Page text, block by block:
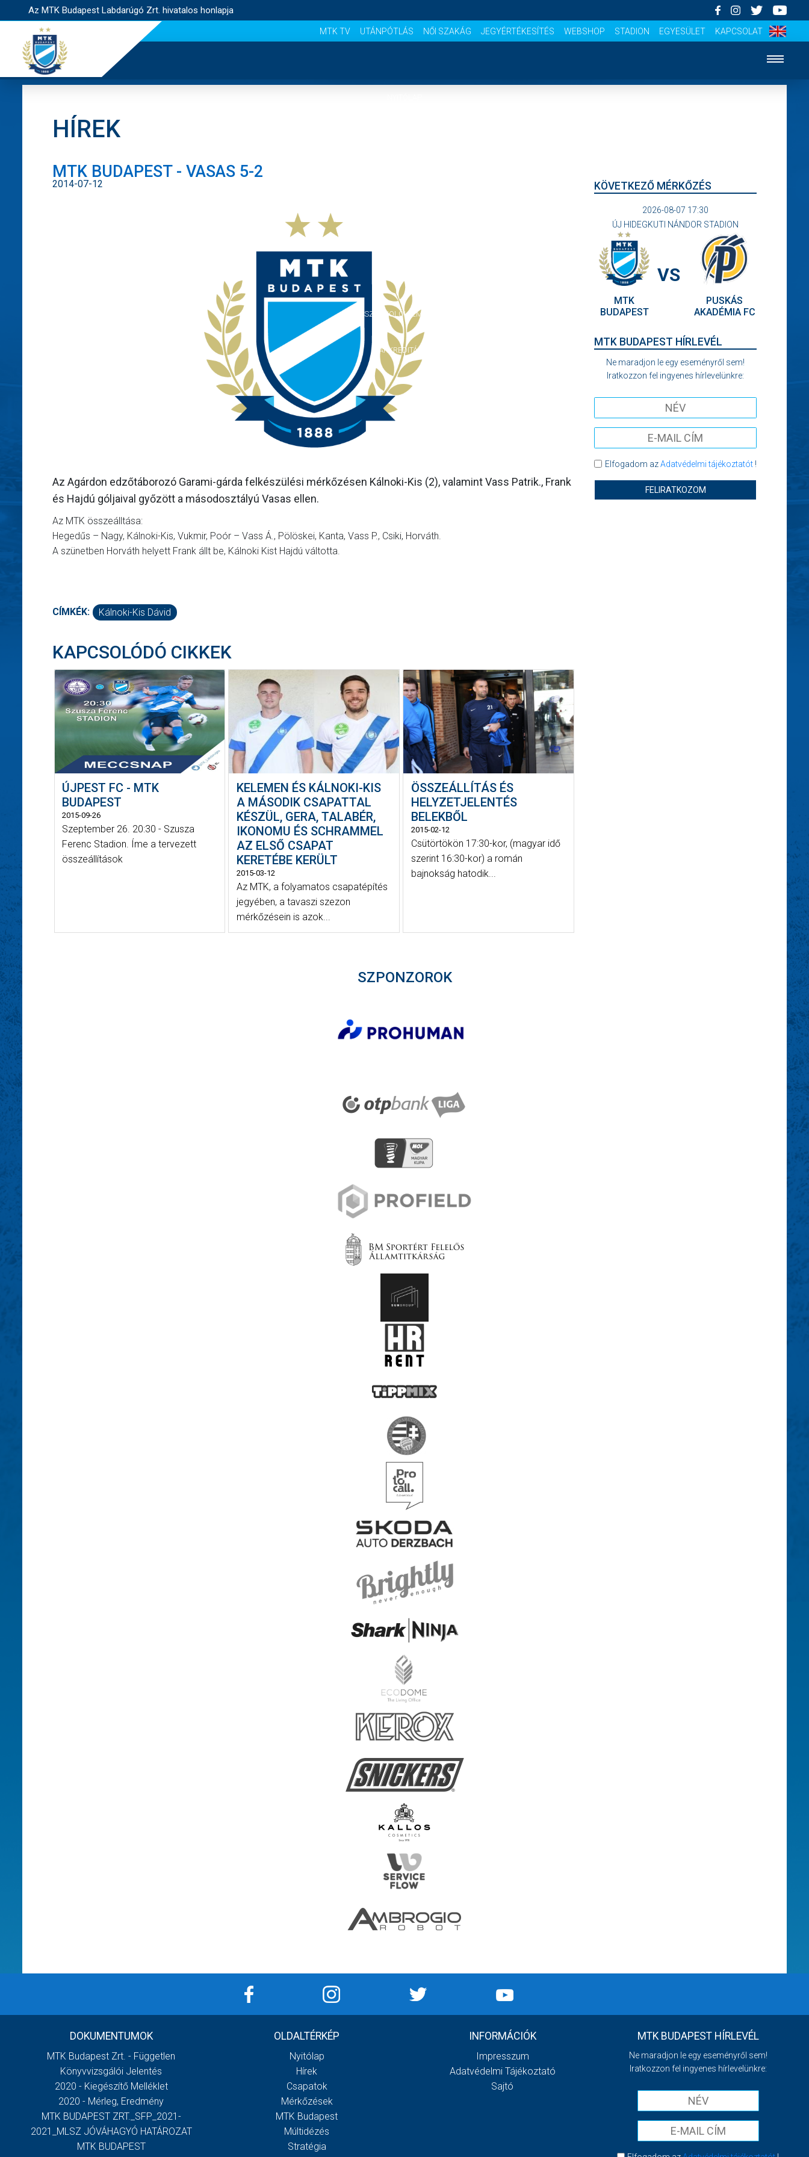
Az MTK Budapest Labdarúgó Zrt. hivatalos honlapja
MTK TV UTÁNPÓTLÁS NŐI SZAKÁG JEGYÉRTÉKESÍTÉS WEBSHOP STADION EGYESÜLET KAPCSOLAT
SZURKOLÓI ÉLMÉNYEK
AKKREDITÁCIÓ
HÍREK
MTK BUDAPEST - VASAS 5-2
2014-07-12
Az Agárdon edzőtáborozó Garami-gárda felkészülési mérkőzésen Kálnoki-Kis (2), valamint Vass Patrik., Frank
és Hajdú góljaival győzött a másodosztályú Vasas ellen.
Az MTK összeálltása:
Hegedűs – Nagy, Kálnoki-Kis, Vukmir, Poór – Vass Á., Pölöskei, Kanta, Vass P., Csiki, Horváth.
A szünetben Horváth helyett Frank állt be, Kálnoki Kist Hajdú váltotta.
CÍMKÉK: Kálnoki-Kis Dávid
KAPCSOLÓDÓ CIKKEK
ÚJPEST FC - MTK
BUDAPEST
2015-09-26
Szeptember 26. 20:30 - Szusza
Ferenc Stadion. Íme a tervezett
összeállítások
KELEMEN ÉS KÁLNOKI-KIS
A MÁSODIK CSAPATTAL
KÉSZÜL, GERA, TALABÉR,
IKONOMU ÉS SCHRAMMEL
AZ ELSŐ CSAPAT
KERETÉBE KERÜLT
2015-03-12
Az MTK, a folyamatos csapatépítés
jegyében, a tavaszi szezon
mérkőzésein is azok...
ÖSSZEÁLLÍTÁS ÉS
HELYZETJELENTÉS
BELEKBŐL
2015-02-12
Csütörtökön 17:30-kor, (magyar idő
szerint 16:30-kor) a román
bajnokság hatodik...
KÖVETKEZŐ MÉRKŐZÉS
2026-08-07 17:30
ÚJ HIDEGKUTI NÁNDOR STADION
MTK
BUDAPEST
VS
PUSKÁS
AKADÉMIA FC
MTK BUDAPEST HÍRLEVÉL
Ne maradjon le egy eseményről sem!
Iratkozzon fel ingyenes hírlevelünkre:
Elfogadom azAdatvédelmi tájékoztatót!
FELIRATKOZOM
SZPONZOROK
DOKUMENTUMOK
MTK Budapest Zrt. - Független
Könyvvizsgálói Jelentés
2020 - Kiegészítő Melléklet
2020 - Mérleg, Eredmény
MTK BUDAPEST ZRT._SFP_2021-
2021_MLSZ JÓVÁHAGYÓ HATÁROZAT
MTK BUDAPEST
OLDALTÉRKÉP
Nyitólap
Hírek
Csapatok
Mérkőzések
MTK Budapest
Múltidézés
Stratégia
INFORMÁCIÓK
Impresszum
Adatvédelmi Tájékoztató
Sajtó
MTK BUDAPEST HÍRLEVÉL
Ne maradjon le egy eseményről sem!
Iratkozzon fel ingyenes hírlevelünkre: